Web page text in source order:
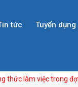
tức Tuyển dụng
việc trong đợt cao